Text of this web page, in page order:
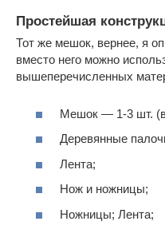
Простейшая
Тот же мешок, вернее, я
вместо него можно
вышеперечисленных
Мешок — 1-3 шт. (в
Деревянные
Лента;
Нож и ножницы;
Ножницы; Лента;